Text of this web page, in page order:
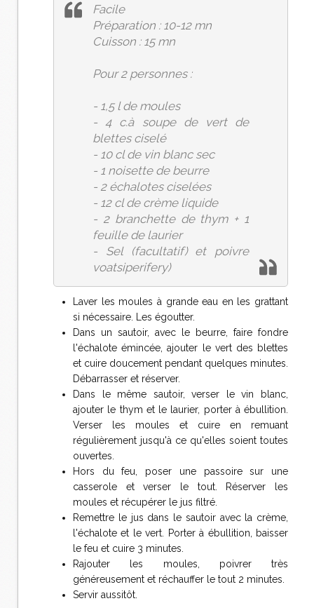
Facile
Préparation : 10-12 mn
Cuisson : 15 mn
Pour 2 personnes :
- 1,5 l de moules
- 4 c.à soupe de vert de
blettes ciselé
- 10 cl de vin blanc sec
- 1 noisette de beurre
- 2 échalotes ciselées
- 12 cl de crème liquide
- 2 branchette de thym + 1
feuille de laurier
- Sel (facultatif) et poivre
voatsiperifery)
Laver les moules à grande eau en les grattant
si nécessaire. Les égoutter.
Dans un sautoir, avec le beurre, faire fondre
l'échalote émincée, ajouter le vert des blettes
et cuire doucement pendant quelques minutes.
Débarrasser et réserver.
Dans le même sautoir, verser le vin blanc,
ajouter le thym et le laurier, porter à ébullition.
Verser les moules et cuire en remuant
régulièrement jusqu'à ce qu'elles soient toutes
ouvertes.
Hors du feu, poser une passoire sur une
casserole et verser le tout. Réserver les
moules et récupérer le jus filtré.
Remettre le jus dans le sautoir avec la crème,
l'échalote et le vert. Porter à ébullition, baisser
le feu et cuire 3 minutes.
Rajouter les moules, poivrer très
généreusement et réchauffer le tout 2 minutes.
Servir aussitôt.